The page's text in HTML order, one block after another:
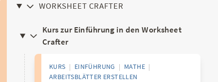
WORKSHEET CRAFTER
Kurs zur Einführung in den Worksheet
Crafter
KURS | EINFÜHRUNG | MATHE |
ARBEITSBLÄTTER ERSTELLEN